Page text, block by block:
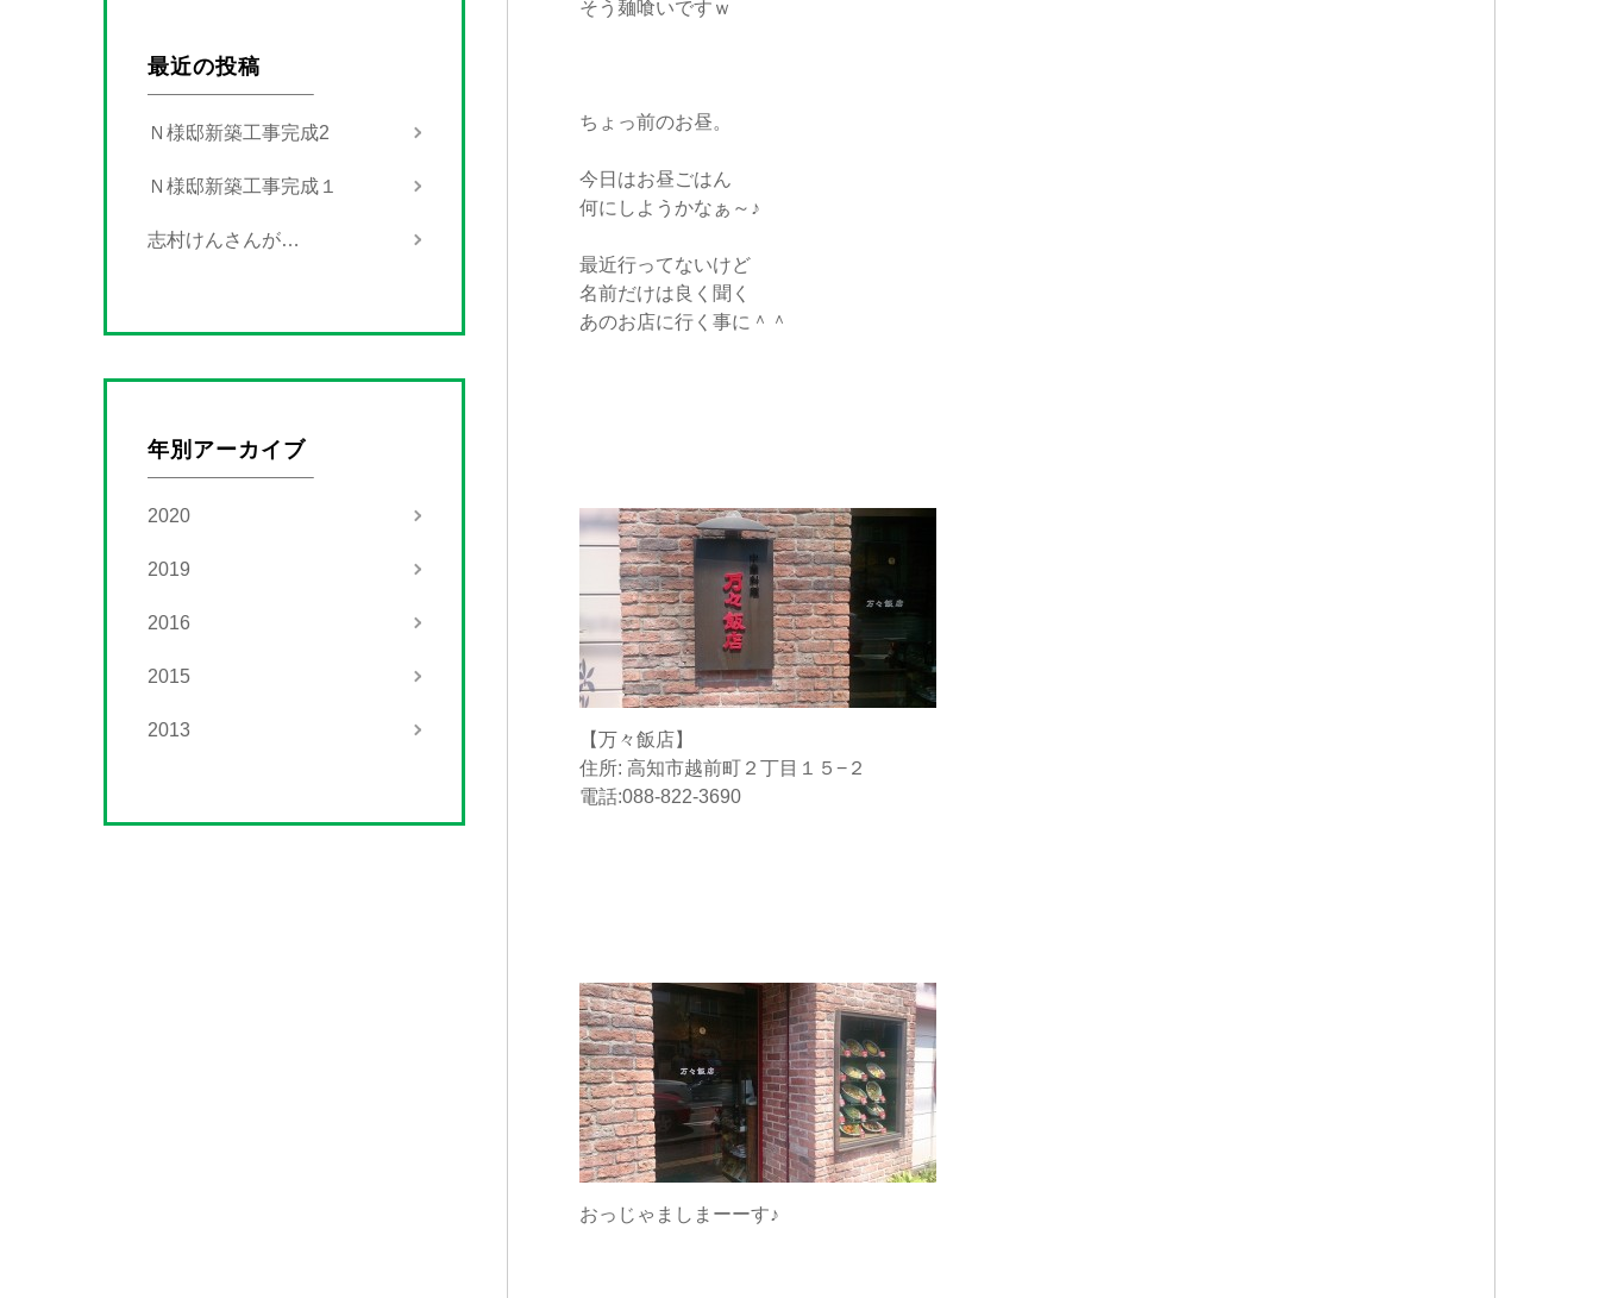
そう麺喰いですｗ
ちょっ前のお昼。
今日はお昼ごはん
何にしようかなぁ～♪
最近行ってないけど
名前だけは良く聞く
あのお店に行く事に＾＾
【万々飯店】
住所: 高知市越前町２丁目１５−２
電話:088-822-3690
おっじゃましまーーす♪
最近の投稿
Ｎ様邸新築工事完成2
Ｎ様邸新築工事完成１
志村けんさんが…
年別アーカイブ
2020
2019
2016
2015
2013